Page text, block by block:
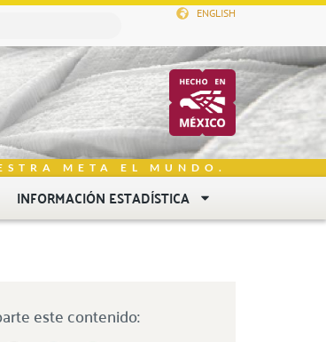
ENGLISH
META EL MUNDO.
INFORMACIÓN ESTADÍSTICA
este contenido: